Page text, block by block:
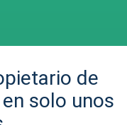
de
solo unos